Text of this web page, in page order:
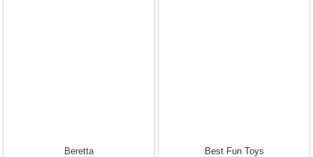
Beretta Best Fun Toys